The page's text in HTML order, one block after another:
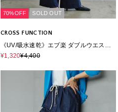
70%OFF SOLD OUT
CROSS FUNCTION
《UV/吸水速乾》エブ楽 ダブルウエスト
イージーワイドパンツ
¥1,320¥4,400